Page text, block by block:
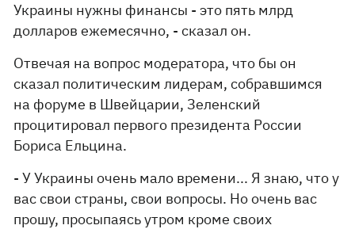
Украины нужны финансы - это пять млрд
долларов ежемесячно, - сказал он.
Отвечая на вопрос модератора, что бы он
сказал политическим лидерам, собравшимся
на форуме в Швейцарии, Зеленский
процитировал первого президента России
Бориса Ельцина.
- У Украины очень мало времени... Я знаю, что у
вас свои страны, свои вопросы. Но очень вас
прошу, просыпаясь утром кроме своих